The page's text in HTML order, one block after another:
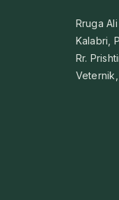
Rruga
Kalabri,
Rr.